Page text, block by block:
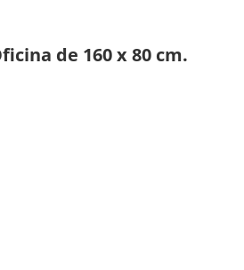
de 160 x 80 cm.